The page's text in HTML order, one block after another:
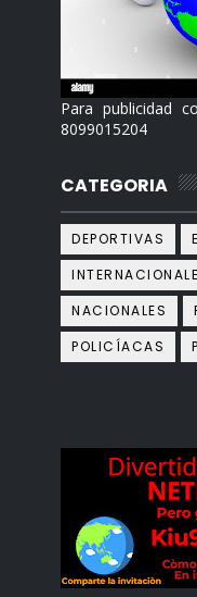
Para publicidad
8099015204
CATEGORIA
DEPORTIVAS
NACIONALES
POLICÍACAS